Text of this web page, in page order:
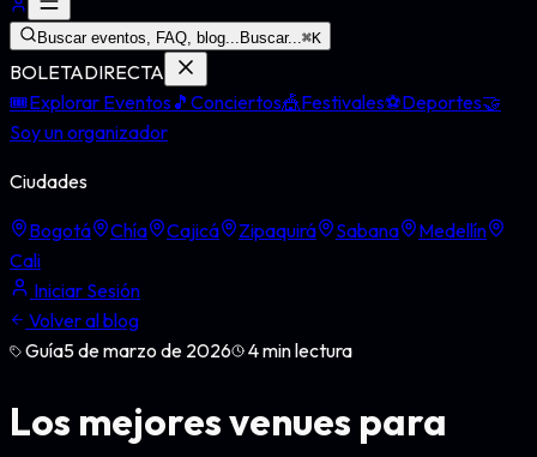
Buscar eventos, FAQ, blog... Buscar...⌘K
BOLETADIRECTA
🎟️Explorar Eventos🎵 Conciertos🎪Festivales⚽Deportes🤝
Soy un organizador
Ciudades
Bogotá Chía Cajicá Zipaquirá Sabana
Medellín
Cali
Iniciar Sesión
Volver al blog
Guía5 de marzo de 2026 4min lectura
Los mejores venues para